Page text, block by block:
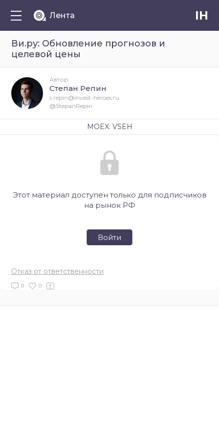
Лента IH
Ви.ру: Обновление прогнозов и
целевой цены
Этот материал доступен только для подписчиков
на рынок РФ
Войти
Отказ от ответственности
0 0
Автор
Степан Репин
s.repin@invest-heroes.ru
@StepanRepin
MOEX: VSEH